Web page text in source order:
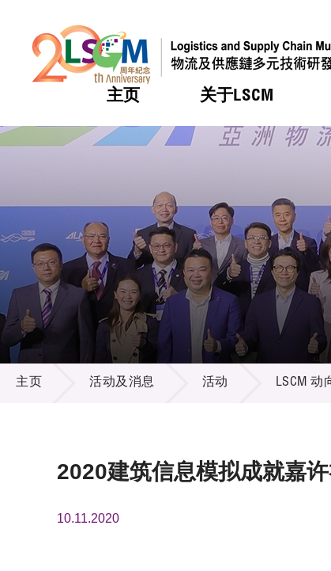
主页 关于LSCM
热门 机
组
组
董
研
招
热门 服
可
应
重
热门 合
资
资
税
申
评审
征
项
热门 活
奖项
新
媒
新
资
多
出
热门 会
会
会
活动及消息
主页 活动及消息 活动 LSCM 动
2020建筑信息模拟成就嘉
10.11.2020